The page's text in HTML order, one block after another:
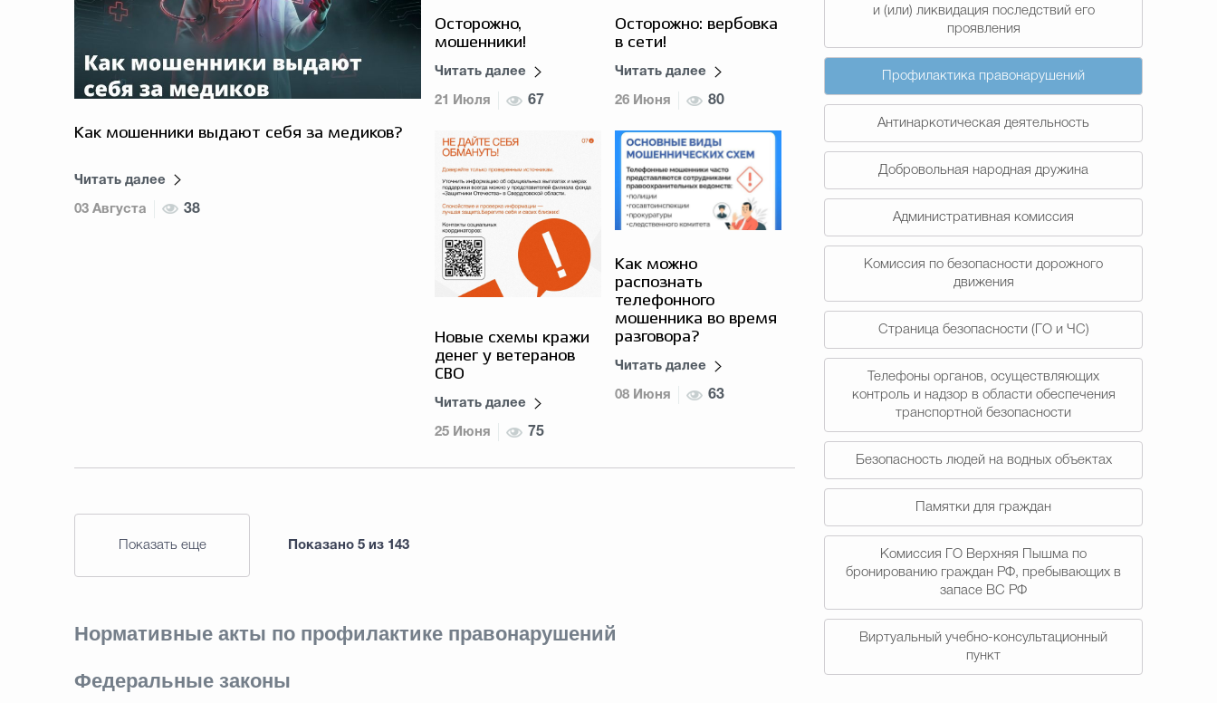
и (или) ликвидация последствий его
проявления
Профилактика правонарушений
Антинаркотическая деятельность
Добровольная народная дружина
Административная комиссия
Комиссия по безопасности дорожного
движения
Страница безопасности (ГО и ЧС)
Телефоны органов, осуществляющих
контроль и надзор в области обеспечения
транспортной безопасности
Безопасность людей на водных объектах
Памятки для граждан
Комиссия ГО Верхняя Пышма по
бронированию граждан РФ, пребывающих в
запасе ВС РФ
Виртуальный учебно-консультационный
пункт
Как мошенники выдают себя за медиков?
Читать далее
03 Августа 38
Осторожно,
мошенники!
Читать далее
21 Июля 67
Осторожно: вербовка
в сети!
Читать далее
26 Июня 80
Новые схемы кражи
денег у ветеранов
СВО
Читать далее
25 Июня 75
Как можно
распознать
телефонного
мошенника во время
разговора?
Читать далее
08 Июня 63
Показать еще Показано 5 из 143
Нормативные акты по профилактике правонарушений
Федеральные законы